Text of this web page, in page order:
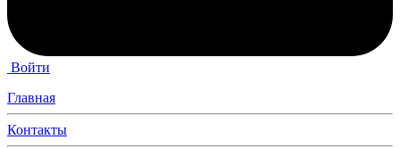
Войти
Главная
Контакты